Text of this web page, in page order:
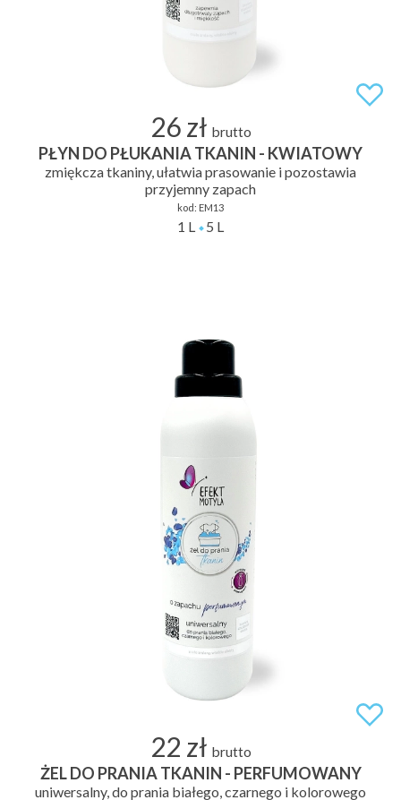
26 zł brutto
PŁYN DO PŁUKANIA TKANIN - KWIATOWY
zmiękcza tkaniny, ułatwia prasowanie i pozostawia
przyjemny zapach
kod: EM13
1 L 5 L
22 zł brutto
ŻEL DO PRANIA TKANIN - PERFUMOWANY
uniwersalny, do prania białego, czarnego i kolorowego